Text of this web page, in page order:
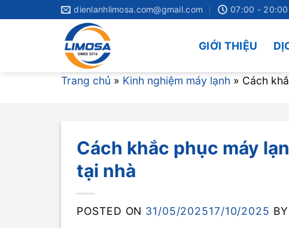
dienlanhlimosa.com@gmail.com 07:00 - 20:00
GIỚI THIỆU
Trang chủ » Kinh nghiệm máy lạnh » Cách
Cách khắc phục máy
tại nhà
POSTED ON 31/05/202517/10/2025